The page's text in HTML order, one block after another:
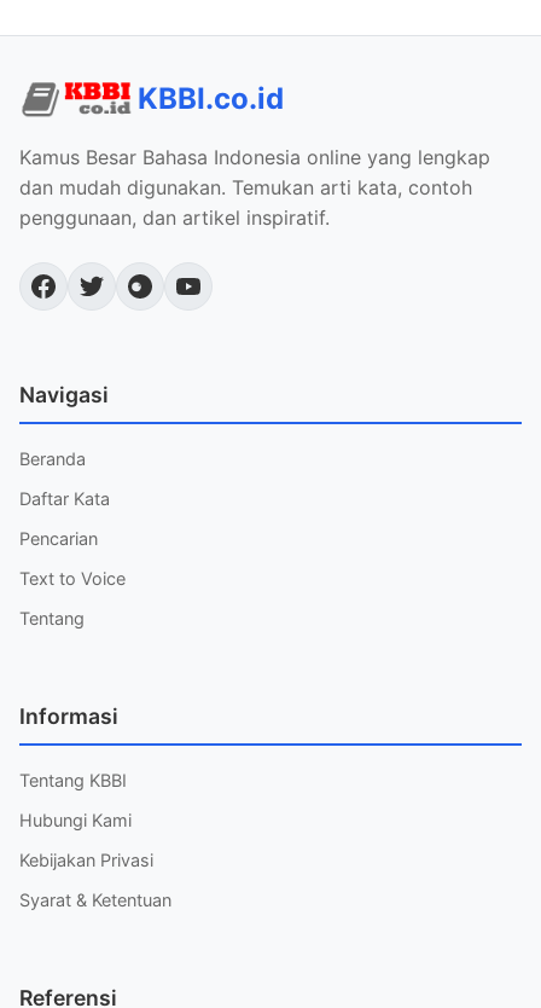
KBBI.co.id
Kamus Besar Bahasa Indonesia online yang lengkap
dan mudah digunakan. Temukan arti kata, contoh
penggunaan, dan artikel inspiratif.
Navigasi
Beranda
Daftar Kata
Pencarian
Text to Voice
Tentang
Informasi
Tentang KBBI
Hubungi Kami
Kebijakan Privasi
Syarat & Ketentuan
Referensi